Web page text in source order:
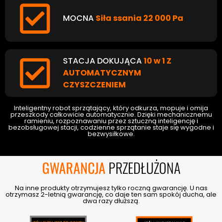
MOCNA Siła ssania 22 000 Pa
STACJA DOKUJĄCA10 w 1 Z
AUTOMATYCZNYM
CZYSZCZENIEM
Inteligentny robot sprzątający, który odkurza, mopuje i omija
przeszkody całkowicie automatycznie. Dzięki mechanicznemu
ramieniu, rozpoznawaniu przez sztuczną inteligencję i
bezobsługowej stacji, codzienne sprzątanie staje się wygodne i
bezwysiłkowe.
GWARANCJA PRZEDŁUŻONA
Na inne produkty otrzymujesz tylko roczną gwarancję. U nas
otrzymasz 2-letnią gwarancję, co daje ten sam spokój ducha, ale
dwa razy dłuższą.